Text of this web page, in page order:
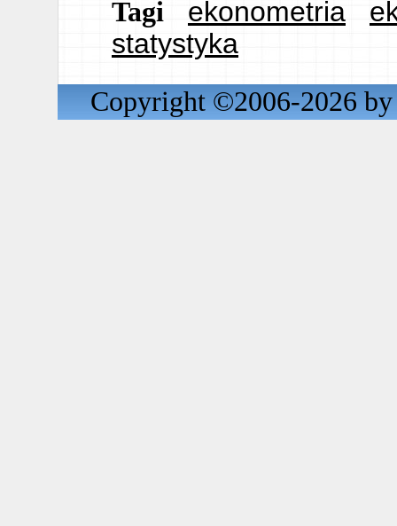
Tagi ekonometria
statystyka
Copyright ©2006-2026